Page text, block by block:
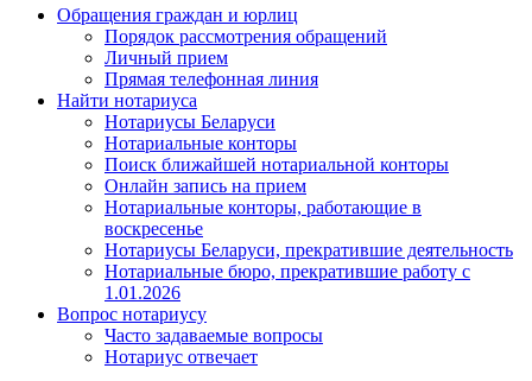
Обращения граждан и юрлиц
Порядок рассмотрения обращений
Личный прием
Прямая телефонная линия
Найти нотариуса
Нотариусы Беларуси
Нотариальные конторы
Поиск ближайшей нотариальной конторы
Онлайн запись на прием
Нотариальные конторы, работающие в
воскресенье
Нотариусы Беларуси, прекратившие деятельность
Нотариальные бюро, прекратившие работу с
1.01.2026
Вопрос нотариусу
Часто задаваемые вопросы
Нотариус отвечает